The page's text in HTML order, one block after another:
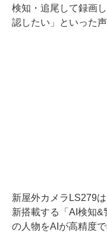
検知・追尾して録画
認したい」といった
新屋外カメラLS279
新搭載する「AI検知
の人物をAIが高精度